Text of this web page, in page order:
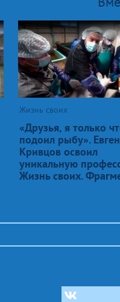
Жизнь своих
«Друзья, я только
подоил рыбу».
Кривцов освоил
уникальную
Жизнь своих.